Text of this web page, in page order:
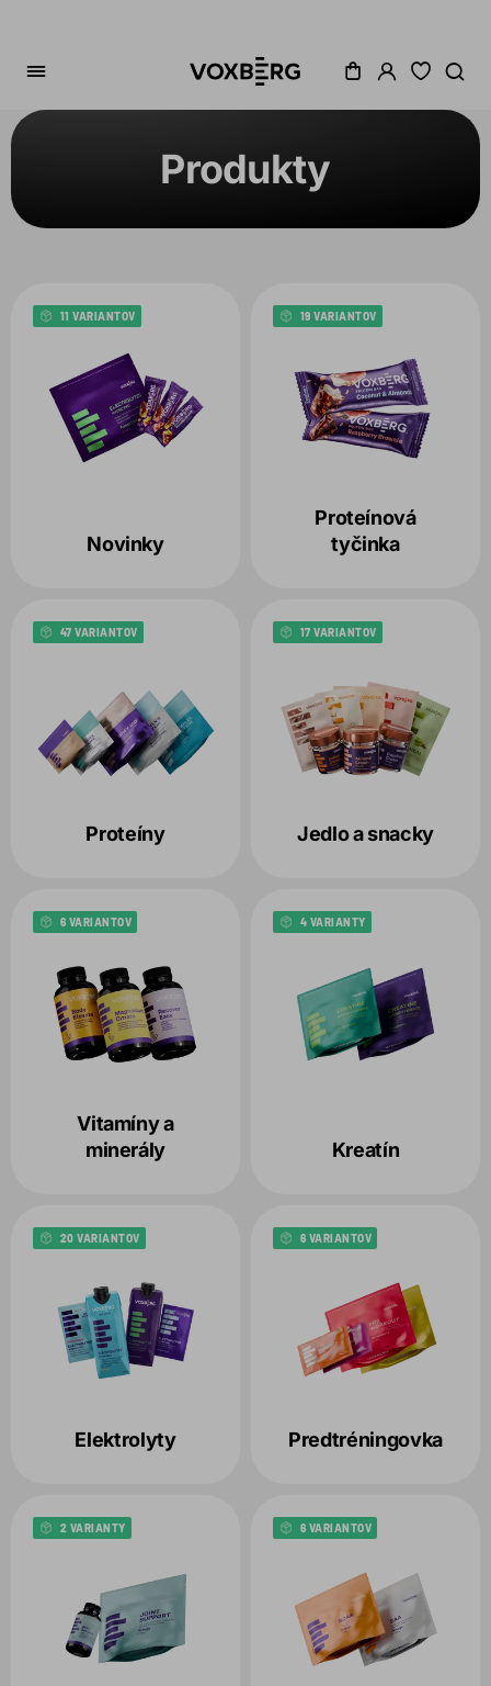
Produkty
Novinky
11 VARIANTOV
Proteínová
tyčinka
19 VARIANTOV
Proteíny
47 VARIANTOV
Jedlo a snacky
17 VARIANTOV
Vitamíny a
minerály
6 VARIANTOV
Kreatín
4 VARIANTY
Elektrolyty
20 VARIANTOV
Predtréningovka
6 VARIANTOV
2 VARIANTY 6 VARIANTOV
Cena
Akcia
Dostupné
Produkt
Zvolené filtre:
VARIANT:DUBAI CHOCOLATE STYLE